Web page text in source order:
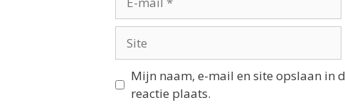
Mijn naam, e-mail en site opslaan in
reactie plaats.